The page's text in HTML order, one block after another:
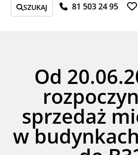
SZUKAJ 81 503 24 95
Od
sprzedaż
w